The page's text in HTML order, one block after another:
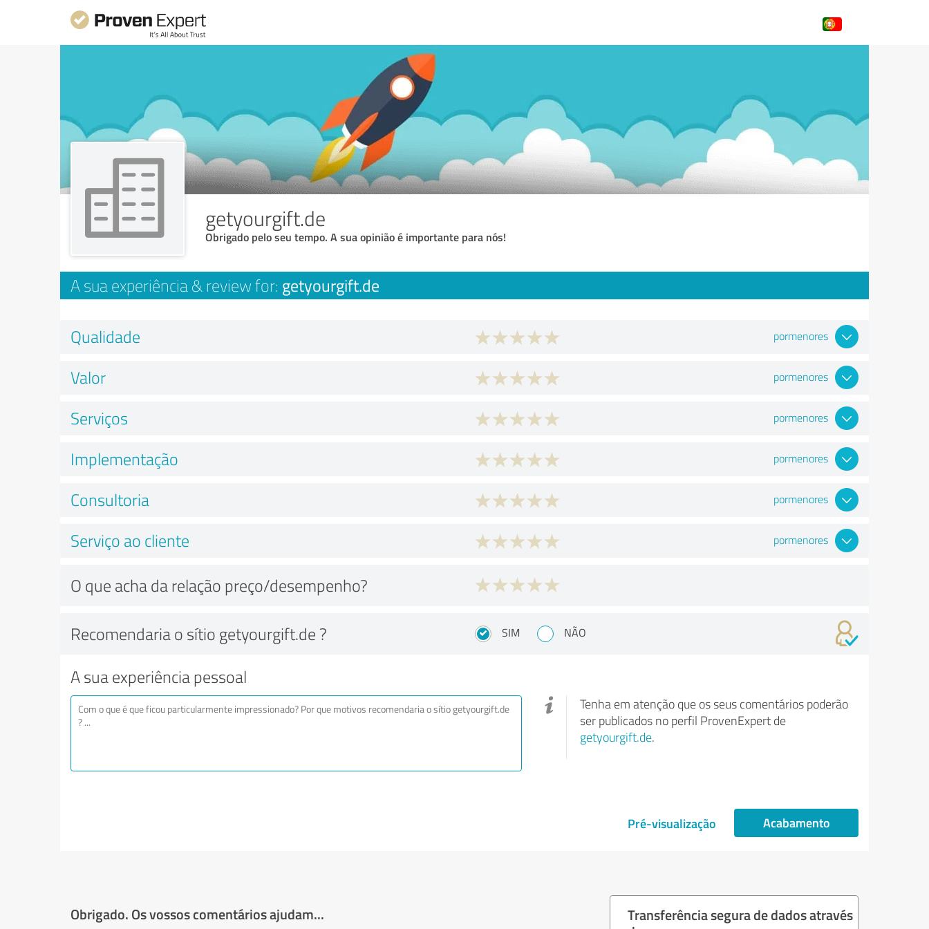
getyourgift.de
Obrigado pelo seu tempo. A sua opinião é importante para nós!
A sua experiência & review for: getyourgift.de
Qualidade pormenores
Valor pormenores
Serviços pormenores
Implementação pormenores
Consultoria pormenores
Serviço ao cliente pormenores
O que acha da relação preço/desempenho?
Recomendaria o sítio getyourgift.de ? SIM NÃO
A sua experiência pessoal
Tenha em atenção que os seus comentários poderão
ser publicados no perfil ProvenExpert de
getyourgift.de.
Pré-visualização Acabamento
Obrigado. Os vossos comentários ajudam...
Transferência segura de dados através